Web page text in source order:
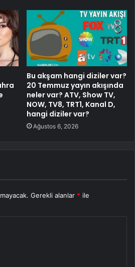
Bu akşam hangi diziler var?
20 Temmuz yayın akışında
neler var? ATV, Show TV,
NOW, TV8, TRT1, Kanal D,
hangi diziler var?
Ağustos 6, 2026
Gerekli alanlar * ile